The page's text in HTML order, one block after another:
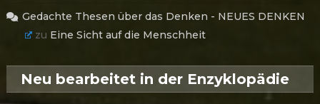
Gedachte Thesen über das Denken - NEUES DENKEN
zu Eine Sicht auf die Menschheit
Neu bearbeitet in der Enzyklopädie